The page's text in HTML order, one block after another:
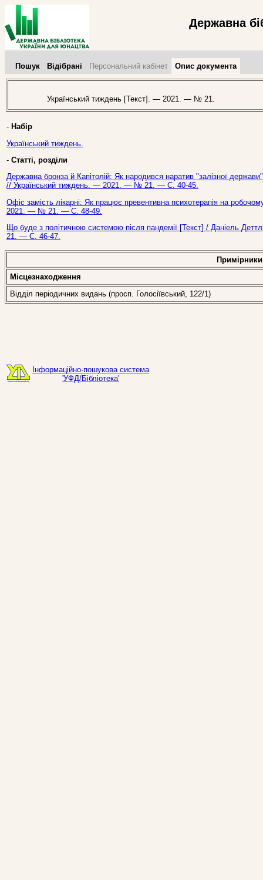
Державна
Пошук Відібрані Персональний кабінет Опис документа
Український тиждень [Текст]. — 2021. — № 21.
- Набір
Український тиждень.
- Статті, розділи
Державна бронза й Капітолій: Як народився наратив "залізної
// Український тиждень. — 2021. — № 21. — С. 40-45.
Офіс замість лікарні: Як працює превентивна психотерапія на
2021. — № 21. — С. 48-49.
Що буде з політичною системою після пандемії [Текст] / Даніель
21. — С. 46-47.
Примірники
Місцезнаходження
Відділ періодичних видань (просп. Голосіївський, 122/1)
Інформаційно-пошукова система
'УФД/Бібліотека'